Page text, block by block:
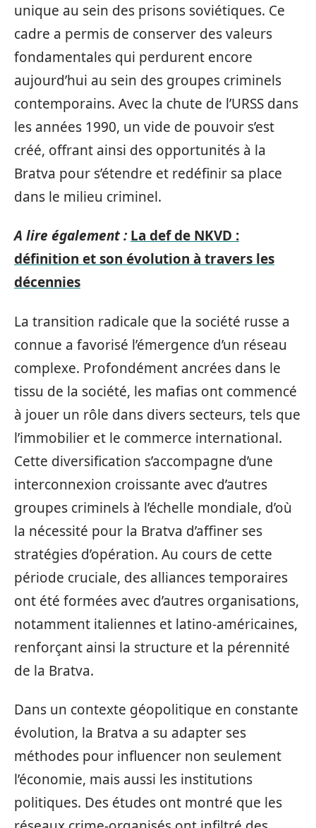
unique au sein des prisons soviétiques. Ce
cadre a permis de conserver des valeurs
fondamentales qui perdurent encore
aujourd’hui au sein des groupes criminels
contemporains. Avec la chute de l’URSS dans
les années 1990, un vide de pouvoir s’est
créé, offrant ainsi des opportunités à la
Bratva pour s’étendre et redéfinir sa place
dans le milieu criminel.
A lire également : La def de NKVD :
définition et son évolution à travers les
décennies
La transition radicale que la société russe a
connue a favorisé l’émergence d’un réseau
complexe. Profondément ancrées dans le
tissu de la société, les mafias ont commencé
à jouer un rôle dans divers secteurs, tels que
l’immobilier et le commerce international.
Cette diversification s’accompagne d’une
interconnexion croissante avec d’autres
groupes criminels à l’échelle mondiale, d’où
la nécessité pour la Bratva d’affiner ses
stratégies d’opération. Au cours de cette
période cruciale, des alliances temporaires
ont été formées avec d’autres organisations,
notamment italiennes et latino-américaines,
renforçant ainsi la structure et la pérennité
de la Bratva.
Dans un contexte géopolitique en constante
évolution, la Bratva a su adapter ses
méthodes pour influencer non seulement
l’économie, mais aussi les institutions
politiques. Des études ont montré que les